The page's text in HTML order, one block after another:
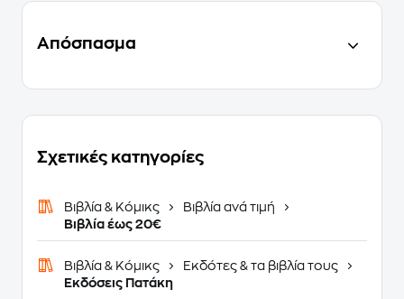
Απόσπασμα
Σχετικές κατηγορίες
Βιβλία & Κόμικς
Βιβλία ανά τιμή
Βιβλία έως 20€
Βιβλία & Κόμικς
Εκδότες & τα βιβλία τους
Εκδόσεις Πατάκη